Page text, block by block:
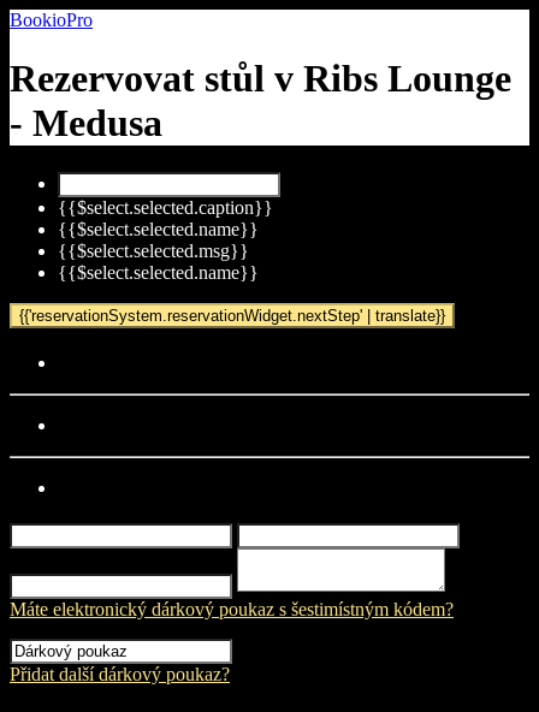
BookioPro
Rezervovat stůl v Ribs Lounge
- Medusa
{{$select.selected.caption}}
{{$select.selected.name}}
{{$select.selected.msg}}
{{$select.selected.name}}
Máte elektronický dárkový poukaz s šestimístným kódem?
Přidat další dárkový poukaz?